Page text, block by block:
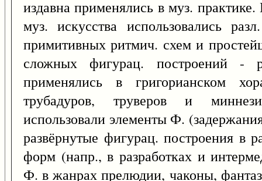
издавна применялись в муз.
муз. искусства использовались
примитивных ритмич. схем и
сложных фигурац. построений -
применялись в григорианском
трубадуров, труверов и
использовали элементы Ф.
развёрнутые фигурац. построения в
форм (напр., в разработках и
Ф. в жанрах прелюдии, чаконы,